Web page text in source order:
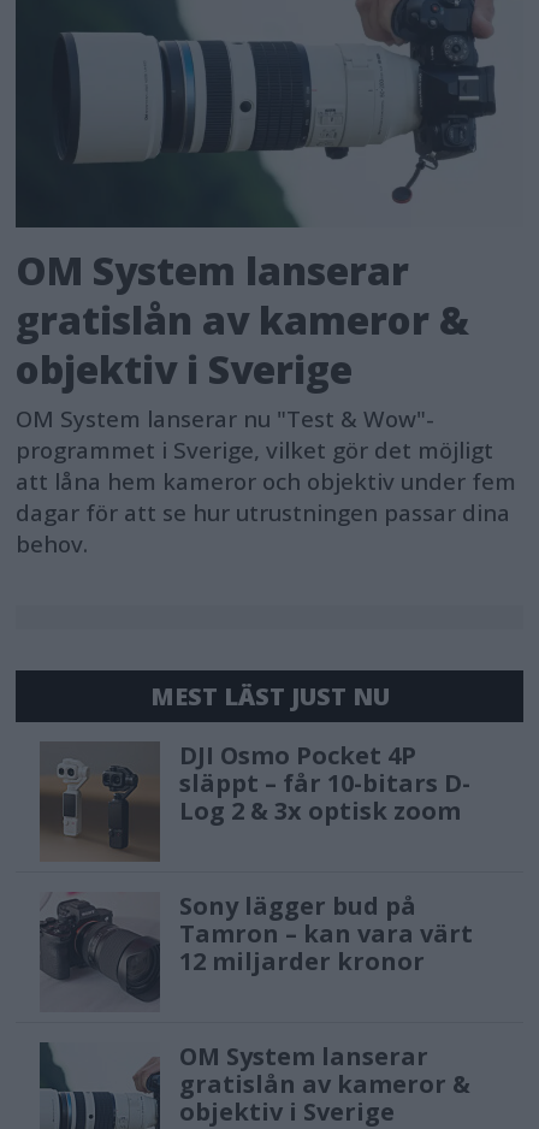
OM System lanserar
gratislån av kameror &
objektiv i Sverige
OM System lanserar nu "Test & Wow"-
programmet i Sverige, vilket gör det möjligt
att låna hem kameror och objektiv under fem
dagar för att se hur utrustningen passar dina
behov.
MEST LÄST JUST NU
DJI Osmo Pocket 4P
släppt – får 10-bitars D-
Log 2 & 3x optisk zoom
Sony lägger bud på
Tamron – kan vara värt
12 miljarder kronor
OM System lanserar
gratislån av kameror &
objektiv i Sverige